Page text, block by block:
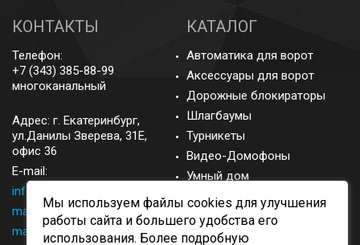
КОНТАКТЫ
Телефон:
+7 (343) 385-88-99
многоканальный
Адрес: г. Екатеринбург,
ул.Данилы Зверева, 31Е,
офис 36
E-mail:
info@came-ekb.ru
manager@came-ekb.ru,
manager2@came-ekb.ru,
КАТАЛОГ
Автоматика для ворот
Аксессуары для ворот
Дорожные блокираторы
Шлагбаумы
Турникеты
Видео-Домофоны
Умный дом
Запасные части
Аксессуары
Мы используем файлы cookies для улучшения
работы сайта и большего удобства его
использования. Более подробную